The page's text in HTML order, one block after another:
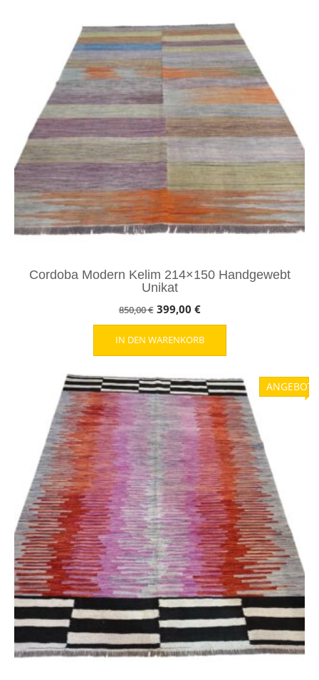
Cordoba Modern Kelim 214×150 Handgewebt
Unikat
850,00€ Ursprünglicher
Preis
war:
399,00 €Aktueller
Preis
ist:
IN DEN WARENKORB
ANGEBOT!